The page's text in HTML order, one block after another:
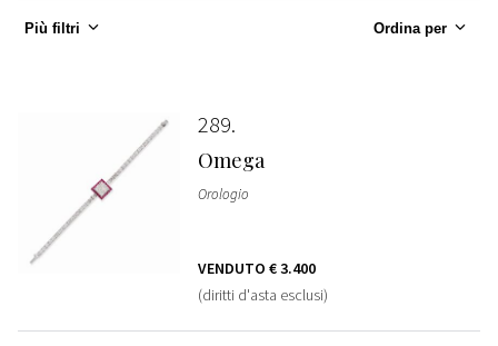
Più filtri Ordina per
289
Omega
Orologio
VENDUTO € 3.400
(diritti d'asta esclusi)